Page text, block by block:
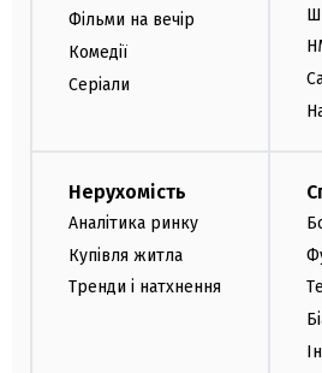
Фільми на вечір
Комедії
Серіали
Нерухомість
Аналітика ринку
Купівля житла
Тренди і натхнення